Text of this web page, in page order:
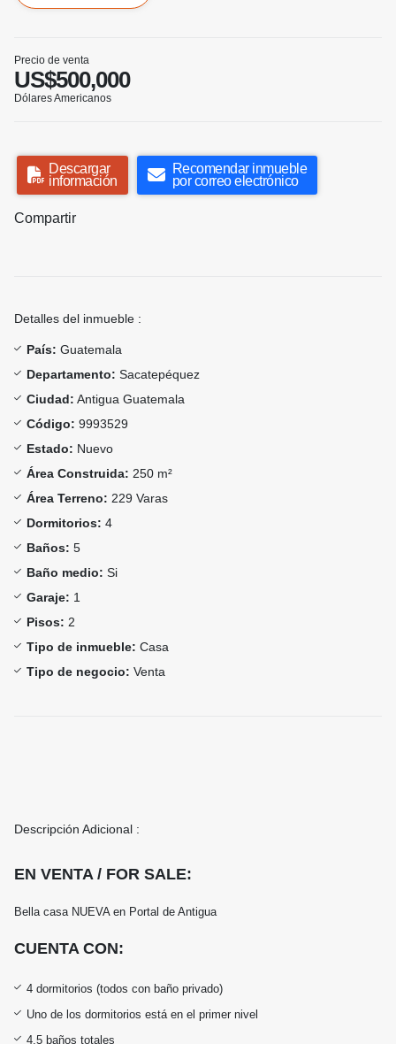
Precio de venta
US$500,000
Dólares Americanos
Descargar
información
Recomendar inmueble
por correo electrónico
Compartir
Detalles del inmueble :
País: Guatemala
Departamento: Sacatepéquez
Ciudad: Antigua Guatemala
Código: 9993529
Estado: Nuevo
Área Construida: 250 m²
Área Terreno: 229 Varas
Dormitorios: 4
Baños: 5
Baño medio: Si
Garaje: 1
Pisos: 2
Tipo de inmueble: Casa
Tipo de negocio: Venta
Descripción Adicional :
EN VENTA / FOR SALE:
Bella casa NUEVA en Portal de Antigua
CUENTA CON:
4 dormitorios (todos con baño privado)
Uno de los dormitorios está en el primer nivel
4.5 baños totales